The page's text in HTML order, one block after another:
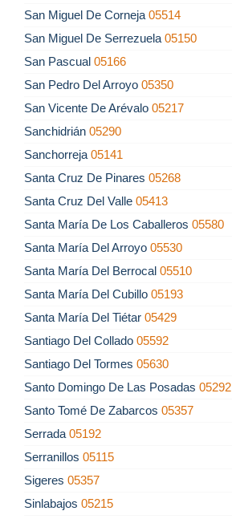
San Miguel De Corneja 05514
San Miguel De Serrezuela 05150
San Pascual 05166
San Pedro Del Arroyo 05350
San Vicente De Arévalo 05217
Sanchidrián 05290
Sanchorreja 05141
Santa Cruz De Pinares 05268
Santa Cruz Del Valle 05413
Santa María De Los Caballeros 05580
Santa María Del Arroyo 05530
Santa María Del Berrocal 05510
Santa María Del Cubillo 05193
Santa María Del Tiétar 05429
Santiago Del Collado 05592
Santiago Del Tormes 05630
Santo Domingo De Las Posadas 05292
Santo Tomé De Zabarcos 05357
Serrada 05192
Serranillos 05115
Sigeres 05357
Sinlabajos 05215